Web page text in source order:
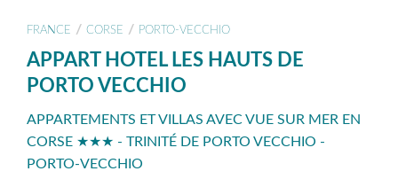
FRANCE / CORSE / PORTO-VECCHIO
APPART HOTEL LES HAUTS DE
PORTO VECCHIO
APPARTEMENTS ET VILLAS AVEC VUE SUR MER EN
CORSE ★★★ - TRINITÉ DE PORTO VECCHIO -
PORTO-VECCHIO